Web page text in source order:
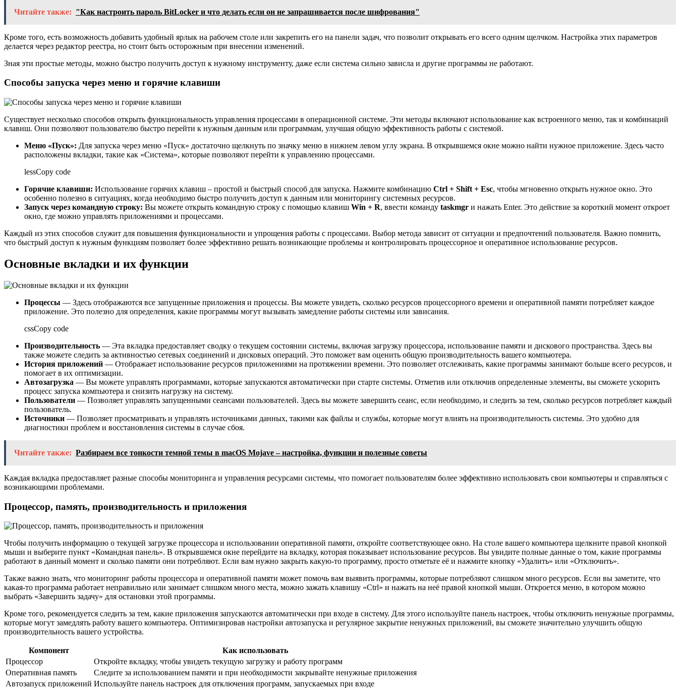
Читайте также: "Как настроить пароль BitLocker и что делать если он не запрашивается после шифрования"
Кроме того, есть возможность добавить удобный ярлык на рабочем столе или закрепить его на панели задач, что позволит открывать его всего одним щелчком. Настройка этих параметров
делается через редактор реестра, но стоит быть осторожным при внесении изменений.
Зная эти простые методы, можно быстро получить доступ к нужному инструменту, даже если система сильно зависла и другие программы не работают.
Способы запуска через меню и горячие клавиши
Существует несколько способов открыть функциональность управления процессами в операционной системе. Эти методы включают использование как встроенного меню, так и комбинаций
клавиш. Они позволяют пользователю быстро перейти к нужным данным или программам, улучшая общую эффективность работы с системой.
Меню «Пуск»: Для запуска через меню «Пуск» достаточно щелкнуть по значку меню в нижнем левом углу экрана. В открывшемся окне можно найти нужное приложение. Здесь часто
расположены вкладки, такие как «Система», которые позволяют перейти к управлению процессами.
lessCopy code
Горячие клавиши: Использование горячих клавиш – простой и быстрый способ для запуска. Нажмите комбинацию Ctrl + Shift + Esc, чтобы мгновенно открыть нужное окно. Это
особенно полезно в ситуациях, когда необходимо быстро получить доступ к данным или мониторингу системных ресурсов.
Запуск через командную строку: Вы можете открыть командную строку с помощью клавиш Win + R, ввести команду taskmgr и нажать Enter. Это действие за короткий момент откроет
окно, где можно управлять приложениями и процессами.
Каждый из этих способов служит для повышения функциональности и упрощения работы с процессами. Выбор метода зависит от ситуации и предпочтений пользователя. Важно помнить,
что быстрый доступ к нужным функциям позволяет более эффективно решать возникающие проблемы и контролировать процессорное и оперативное использование ресурсов.
Основные вкладки и их функции
Процессы — Здесь отображаются все запущенные приложения и процессы. Вы можете увидеть, сколько ресурсов процессорного времени и оперативной памяти потребляет каждое
приложение. Это полезно для определения, какие программы могут вызывать замедление работы системы или зависания.
cssCopy code
Производительность — Эта вкладка предоставляет сводку о текущем состоянии системы, включая загрузку процессора, использование памяти и дискового пространства. Здесь вы
также можете следить за активностью сетевых соединений и дисковых операций. Это поможет вам оценить общую производительность вашего компьютера.
История приложений — Отображает использование ресурсов приложениями на протяжении времени. Это позволяет отслеживать, какие программы занимают больше всего ресурсов, и
помогает в их оптимизации.
Автозагрузка — Вы можете управлять программами, которые запускаются автоматически при старте системы. Отметив или отключив определенные элементы, вы сможете ускорить
процесс запуска компьютера и снизить нагрузку на систему.
Пользователи — Позволяет управлять запущенными сеансами пользователей. Здесь вы можете завершить сеанс, если необходимо, и следить за тем, сколько ресурсов потребляет каждый
пользователь.
Источники — Позволяет просматривать и управлять источниками данных, такими как файлы и службы, которые могут влиять на производительность системы. Это удобно для
диагностики проблем и восстановления системы в случае сбоя.
Читайте также: Разбираем все тонкости темной темы в macOS Mojave – настройка, функции и полезные советы
Каждая вкладка предоставляет разные способы мониторинга и управления ресурсами системы, что помогает пользователям более эффективно использовать свои компьютеры и справляться с
возникающими проблемами.
Процессор, память, производительность и приложения
Чтобы получить информацию о текущей загрузке процессора и использовании оперативной памяти, откройте соответствующее окно. На столе вашего компьютера щелкните правой кнопкой
мыши и выберите пункт «Командная панель». В открывшемся окне перейдите на вкладку, которая показывает использование ресурсов. Вы увидите полные данные о том, какие программы
работают в данный момент и сколько памяти они потребляют. Если вам нужно закрыть какую-то программу, просто отметьте её и нажмите кнопку «Удалить» или «Отключить».
Также важно знать, что мониторинг работы процессора и оперативной памяти может помочь вам выявить программы, которые потребляют слишком много ресурсов. Если вы заметите, что
какая-то программа работает неправильно или занимает слишком много места, можно зажать клавишу «Ctrl» и нажать на неё правой кнопкой мыши. Откроется меню, в котором можно
выбрать «Завершить задачу» для остановки этой программы.
Кроме того, рекомендуется следить за тем, какие приложения запускаются автоматически при входе в систему. Для этого используйте панель настроек, чтобы отключить ненужные программы,
которые могут замедлять работу вашего компьютера. Оптимизировав настройки автозапуска и регулярное закрытие ненужных приложений, вы сможете значительно улучшить общую
производительность вашего устройства.
Компонент
Как использовать
Процессор
Откройте вкладку, чтобы увидеть текущую загрузку и работу программ
Оперативная память
Следите за использованием памяти и при необходимости закрывайте ненужные приложения
Автозапуск приложений Используйте панель настроек для отключения программ, запускаемых при входе